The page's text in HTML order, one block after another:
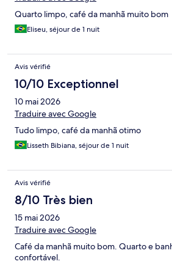
Quarto limpo, café da manhã muito bom
Eliseu, séjour de 1 nuit
Avis vérifié
10/10 Exceptionnel
10 mai 2026
Traduire avec Google
Tudo limpo, café da manhã otimo
Lisseth Bibiana, séjour de 1 nuit
Avis vérifié
8/10 Très bien
15 mai 2026
Traduire avec Google
Café da manhã muito bom. Quarto e
confortável.